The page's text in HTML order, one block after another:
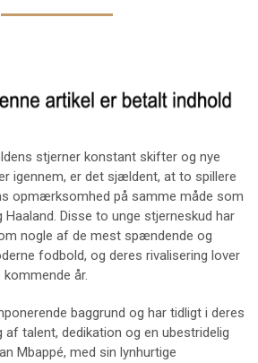
stjerner konstant skifter og nye
igennem, er det sjældent, at to spillere
opmærksomhed på samme måde som
Haaland. Disse to unge stjerneskud har
nogle af de mest spændende og
fodbold, og deres rivalisering lover
år.
baggrund og har tidligt i deres
af talent, dedikation og en ubestridelig
Mbappé, med sin lynhurtige